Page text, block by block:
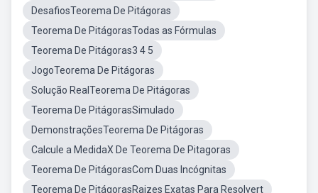
DesafiosTeorema De Pitágoras
Teorema De PitágorasTodas as Fórmulas
Teorema De Pitágoras3 4 5
JogoTeorema De Pitágoras
Solução RealTeorema De Pitágoras
Teorema De PitágorasSimulado
DemonstraçõesTeorema De Pitágoras
Calcule a MedidaX De Teorema De Pitagoras
Teorema De PitágorasCom Duas Incógnitas
Teorema De PitágorasRaizes Exatas Para Resolvert